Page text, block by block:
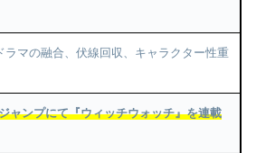
ラマの融合、伏線回収、キャラクター性重
ャンプにて『ウィッチウォッチ』を連載